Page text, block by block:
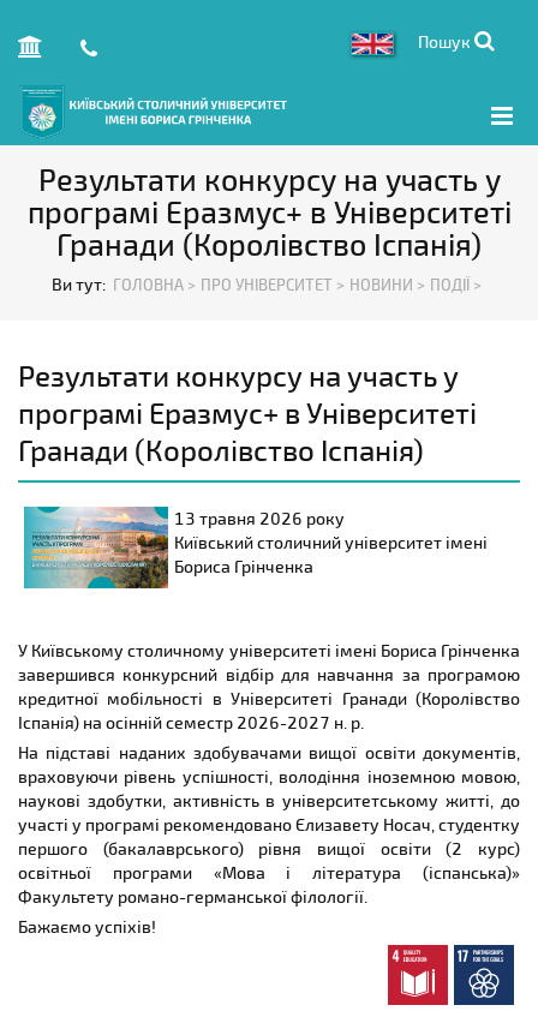
Пошук
Результати конкурсу на участь у
програмі Еразмус+ в Університеті
Гранади (Королівство Іспанія)
Ви тут: ГОЛОВНА > ПРО УНІВЕРСИТЕТ > НОВИНИ > ПОДІЇ >
Результати конкурсу на участь у
програмі Еразмус+ в Університеті
Гранади (Королівство Іспанія)
13 травня 2026 року
Київський столичний університет імені
Бориса Грінченка
У Київському столичному університеті імені Бориса Грінченка
завершився конкурсний відбір для навчання за програмою
кредитної мобільності в Університеті Гранади (Королівство
Іспанія) на осінній семестр 2026-2027 н. р.
На підставі наданих здобувачами вищої освіти документів,
враховуючи рівень успішності, володіння іноземною мовою,
наукові здобутки, активність в університетському житті, до
участі у програмі рекомендовано Єлизавету Носач, студентку
першого (бакалаврського) рівня вищої освіти (2 курс)
освітньої програми «Мова і література (іспанська)»
Факультету романо-германської філології.
Бажаємо успіхів!